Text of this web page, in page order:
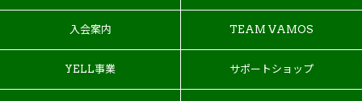
入会案内 TEAM VAMOS
YELL事業 サポートショップ